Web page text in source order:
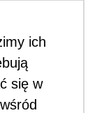
ich
się w